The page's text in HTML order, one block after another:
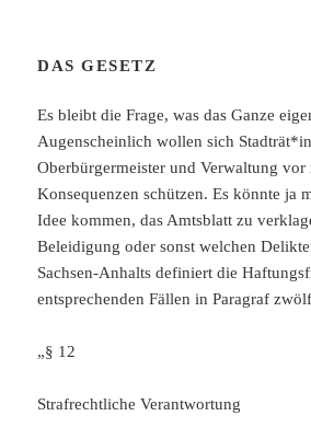
DAS GESETZ
Es bleibt die Frage, was das Ganze
Augenscheinlich wollen sich
Oberbürgermeister und Verwaltung vor
Konsequenzen schützen. Es könnte ja
Idee kommen, das Amtsblatt zu
Beleidigung oder sonst welchen
Sachsen-Anhalts definiert die
entsprechenden Fällen in Paragraf
„§ 12
Strafrechtliche Verantwortung